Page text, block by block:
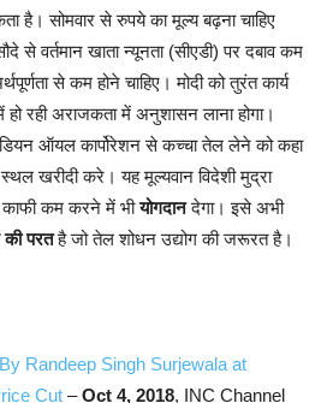
है। सोमवार से रुपये का मूल्य बढ़ना चाहिए
से वर्तमान खाता न्यूनता (सीएडी) पर दबाव कम
से कम होने चाहिए। मोदी को तुरंत कार्य
रही अराजकता में अनुशासन लाना होगा।
ऑयल कार्पोरेशन से कच्चा तेल लेने को कहा
खरीदी करे। यह मूल्यवान विदेशी मुद्रा
काफी कम करने में भीयोगदानदेगा। इसे अभी
की परतहै जो तेल शोधन उद्योग की जरूरत है।
Randeep Singh Surjewala at
Cut –Oct 4, 2018, INC Channel